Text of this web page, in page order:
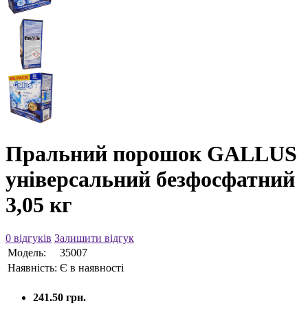
Пральний порошок GALLUS
універсальний безфосфатний
3,05 кг
0 відгуків Залишити відгук
Модель:
35007
Наявність: Є в наявності
241.50 грн.